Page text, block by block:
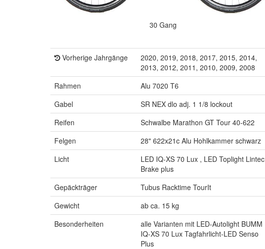
30 Gang
Vorherige Jahrgänge
2020, 2019, 2018, 2017, 2015, 2014,
2013, 2012, 2011, 2010, 2009, 2008
Rahmen
Alu 7020 T6
Gabel
SR NEX dlo adj. 1 1/8 lockout
Reifen
Schwalbe Marathon GT Tour 40-622
Felgen
28" 622x21c Alu Hohlkammer schwarz
Licht
LED IQ-XS 70 Lux , LED Toplight Lintec
Brake plus
Gepäckträger
Tubus Racktime TourIt
Gewicht
ab ca. 15 kg
Besonderheiten
alle Varianten mit LED-Autolight BUMM
IQ-XS 70 Lux Tagfahrlicht-LED Senso
Plus